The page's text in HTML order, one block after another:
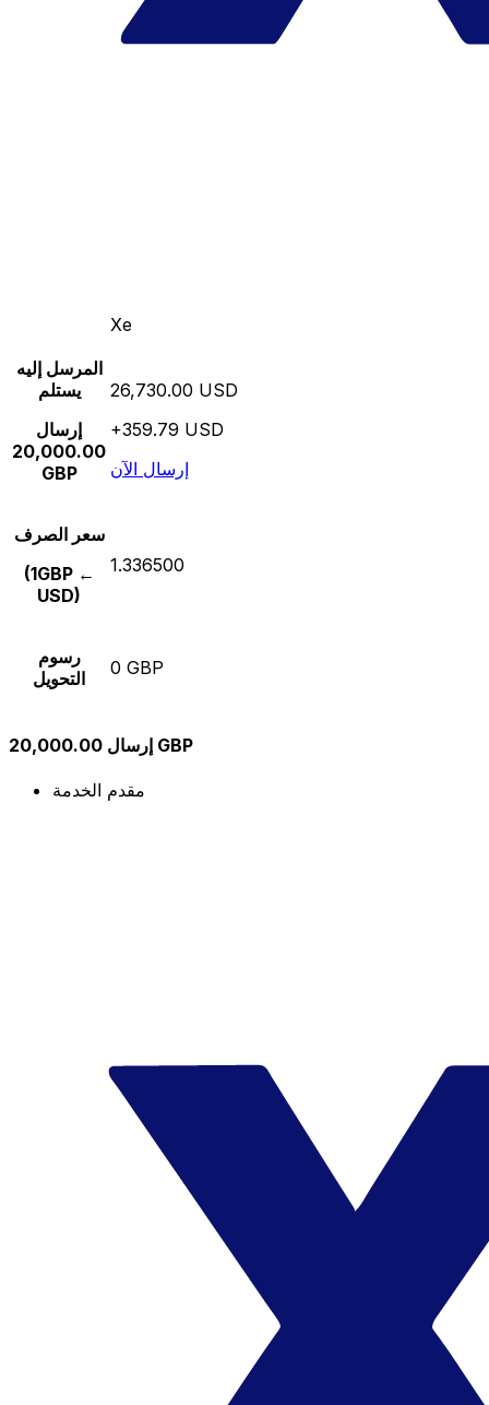
Xe
المرسل إليه
يستلم
إرسال
20,000.00
GBP
26,730.00 USD
+359.79 USD
إرسال الآن
سعر الصرف
(1GBP ←
USD)
1.336500
رسوم
التحويل
0 GBP
إرسال 20,000.00 GBP
مقدم الخدمة